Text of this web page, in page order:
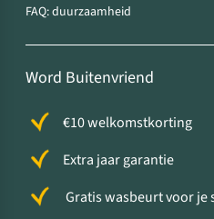
FAQ: duurzaamheid
Word Buitenvriend
€10 welkomstkorting
Extra jaar garantie
Gratis wasbeurt voor je